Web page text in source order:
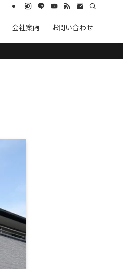
会社案内 お問い合わせ